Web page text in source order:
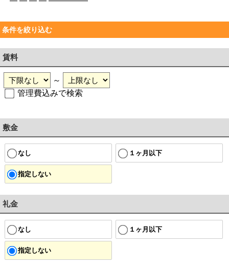
条件を絞り込む
賃料
～
管理費込みで検索
敷金
なし １ヶ月以下
指定しない
礼金
なし １ヶ月以下
指定しない